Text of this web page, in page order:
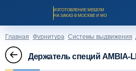
ИЗГОТОВЛЕНИЕ МЕБЕЛИ
НА ЗАКАЗ В МОСКВЕ И МО
Главная Фурнитура Системы выдвижения
Держатель специй AMBIA-